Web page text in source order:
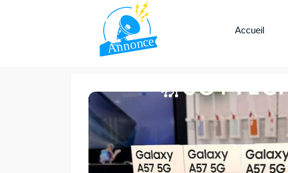
Accueil